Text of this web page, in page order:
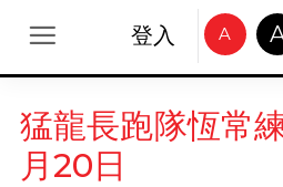
登入 A
猛龍長跑隊恆常
月20日